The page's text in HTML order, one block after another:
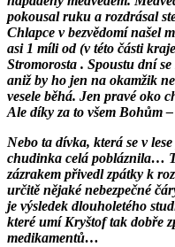
pokousal ruku a rozdrásal
Chlapce v bezvědomí našel
asi 1 míli od (v této části
Stromorosta . Spoustu dní
aniž by ho jen na okamžik
vesele běhá. Jen pravé oko
Ale díky za to všem Bohům
Nebo ta dívka, která se v
chudinka celá pobláznila…
zázrakem přivedl zpátky k
určitě nějaké nebezpečné
je výsledek dlouholetého
které umí Kryštof tak dobře
medikamentů…